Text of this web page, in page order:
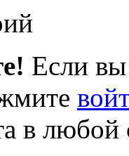
Если вы
в любой